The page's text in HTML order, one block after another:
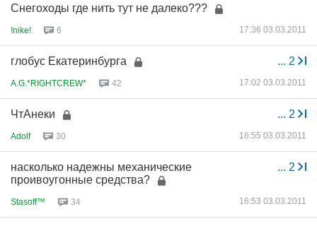
Снегоходы где нить тут не далеко???
!nike! 6 17:36 03.03.2011
... 2
глобус Екатеринбурга
A.G.*RIGHTCREW* 42 17:02 03.03.2011
... 2
ЧтАнеки
Adolf 30 16:55 03.03.2011
... 2
насколько надежны механические
проивоугонные средства?
Stasoff™ 34 16:53 03.03.2011